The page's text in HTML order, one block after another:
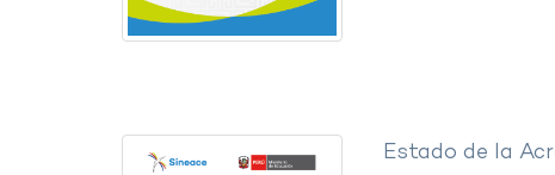
Estado de la